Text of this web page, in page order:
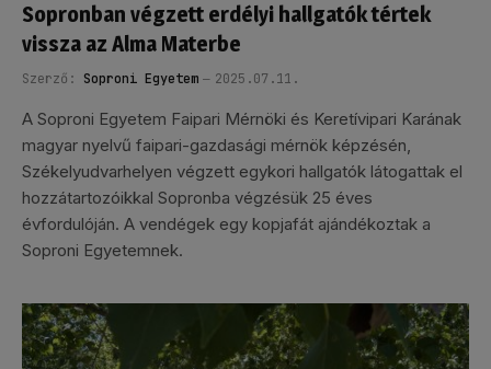
Sopronban végzett erdélyi hallgatók tértek
vissza az Alma Materbe
Szerző: Soproni Egyetem 2025.07.11.
A Soproni Egyetem Faipari Mérnöki és Keretívipari Karának
magyar nyelvű faipari-gazdasági mérnök képzésén,
Székelyudvarhelyen végzett egykori hallgatók látogattak el
hozzátartozóikkal Sopronba végzésük 25 éves
évfordulóján. A vendégek egy kopjafát ajándékoztak a
Soproni Egyetemnek.